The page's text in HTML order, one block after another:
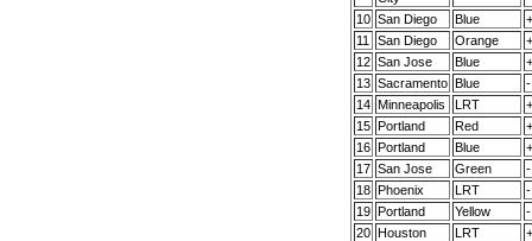
10 San Diego Blue
+
11
San Diego Orange
+
12 San Jose Blue
+
13 Sacramento Blue
-
14 Minneapolis LRT
+
15 Portland Red
+
16 Portland Blue
+
17 San Jose Green
-
18 Phoenix LRT
-
19 Portland Yellow
-
20 Houston LRT
+